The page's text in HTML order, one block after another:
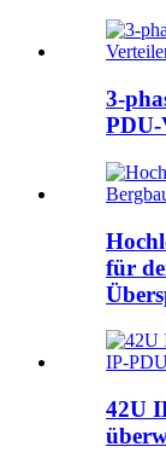
3-
PDU-
für
42U